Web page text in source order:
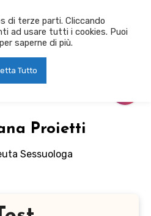
Proietti
Sessuologa
di terze parti. Cliccando
ad usare tutti i cookies. Puoi
saperne di più.
Tutto